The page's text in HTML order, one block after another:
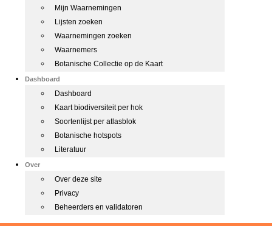
Mijn Waarnemingen
Lijsten zoeken
Waarnemingen zoeken
Waarnemers
Botanische Collectie op de Kaart
Dashboard
Dashboard
Kaart biodiversiteit per hok
Soortenlijst per atlasblok
Botanische hotspots
Literatuur
Over
Over deze site
Privacy
Beheerders en validatoren